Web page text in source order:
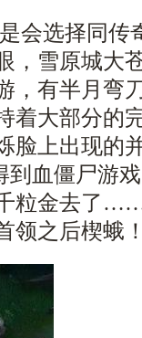
会选择同传
，雪原城大
，有半月弯
着大部分的
脸上出现
到血僵尸游
粒金去了
领之后楔蛾